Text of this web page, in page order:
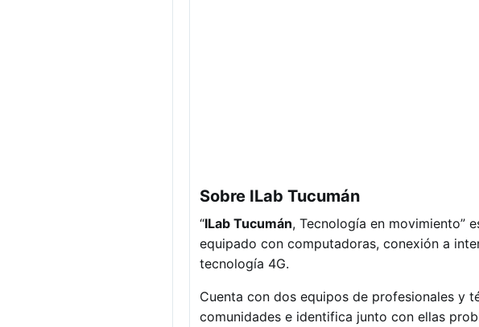
Sobre ILab Tucumán
“ILab Tucumán, Tecnología en movimiento”
equipado con computadoras, conexión a
tecnología 4G.
Cuenta con dos equipos de profesionales y
comunidades e identifica junto con ellas